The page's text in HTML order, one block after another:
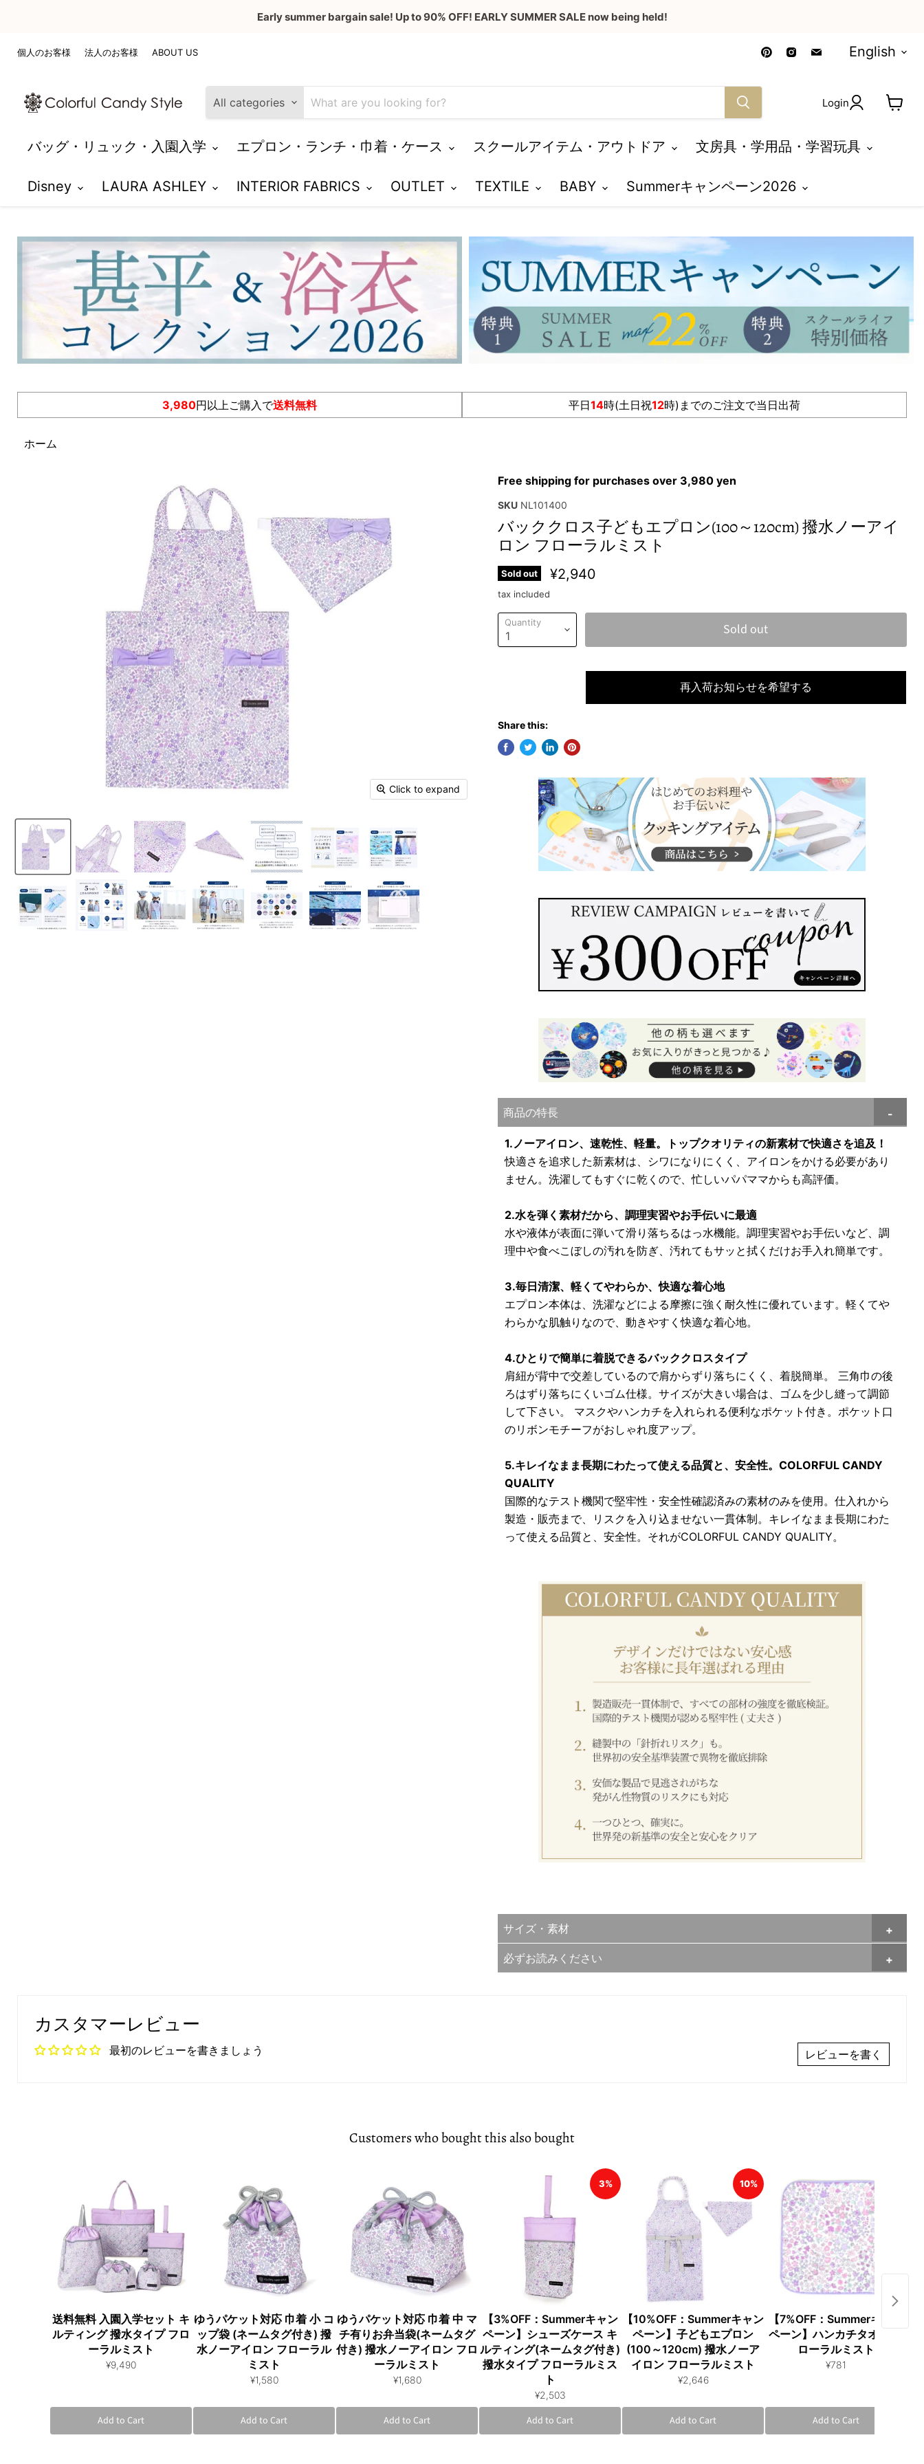
Early summer bargain sale! Up to 90% OFF! EARLY SUMMER SALE now being held!
個人のお客様 法人のお客様 ABOUT US
Find
us
Find
us
Language
English
All categories Login
バッグ・リュック・入園入学 エプロン・ランチ・巾着・ケース スクールアイテム・アウトドア 文房具・学用品・学習玩具
Disney LAURA ASHLEY INTERIOR FABRICS OUTLET TEXTILE BABY Summerキャンペーン2026
3,980円以上ご購入で送料無料 平日14時(土日祝12時)までのご注文で当日出荷
ホーム
Click to expand
Free shipping for purchases over 3,980 yen
SKU NL101400
バッククロス子どもエプロン(100～120cm) 撥水ノーアイ
ロン フローラルミスト
Sold out ¥2,940
tax included
Quantity Sold out
再入荷お知らせを希望する
Share this:
商品の特長
1.ノーアイロン、速乾性、軽量。トップクオリティの新素材で快適さを追及！
快適さを追求した新素材は、シワになりにくく、アイロンをかける必要があり
ません。洗濯してもすぐに乾くので、忙しいパパママからも高評価。
2.水を弾く素材だから、調理実習やお手伝いに最適
水や液体が表面に弾いて滑り落ちるはっ水機能。調理実習やお手伝いなど、調
理中や食べこぼしの汚れを防ぎ、汚れてもサッと拭くだけお手入れ簡単です。
3.毎日清潔、軽くてやわらか、快適な着心地
エプロン本体は、洗濯などによる摩擦に強く耐久性に優れています。軽くてや
わらかな肌触りなので、動きやすく快適な着心地。
4.ひとりで簡単に着脱できるバッククロスタイプ
肩紐が背中で交差しているので肩からずり落ちにくく、着脱簡単。 三角巾の後
ろはずり落ちにくいゴム仕様。サイズが大きい場合は、ゴムを少し縫って調節
して下さい。 マスクやハンカチを入れられる便利なポケット付き。ポケット口
のリボンモチーフがおしゃれ度アップ。
5.キレイなまま長期にわたって使える品質と、安全性。COLORFUL CANDY
QUALITY
国際的なテスト機関で堅牢性・安全性確認済みの素材のみを使用。仕入れから
製造・販売まで、リスクを入り込ませない一貫体制。キレイなまま長期にわた
って使える品質と、安全性。それがCOLORFUL CANDY QUALITY。
サイズ・素材
必ずお読みください
カスタマーレビュー
最初のレビューを書きましょう レビューを書く
Customers who bought this also bought
送料無料 入園入学セット キ
ルティング 撥水タイプ フロ
ーラルミスト
¥9,490
Add to Cart
ゆうパケット対応 巾着 小 コ
ップ袋 (ネームタグ付き) 撥
水ノーアイロン フローラル
ミスト
¥1,580
Add to Cart
ゆうパケット対応 巾着 中 マ
チ有りお弁当袋(ネームタグ
付き) 撥水ノーアイロン フロ
ーラルミスト
¥1,680
Add to Cart
3%
【3%OFF：Summerキャン
ペーン】シューズケース キ
ルティング(ネームタグ付き)
撥水タイプ フローラルミス
ト
¥2,503
Add to Cart
10%
【10%OFF：Summerキャン
ペーン】子どもエプロン
(100～120cm) 撥水ノーア
イロン フローラルミスト
¥2,646
Add to Cart
【7%OFF：Summerキャン
ペーン】ハンカチタオル フ
ローラルミスト
¥781
Add to Cart